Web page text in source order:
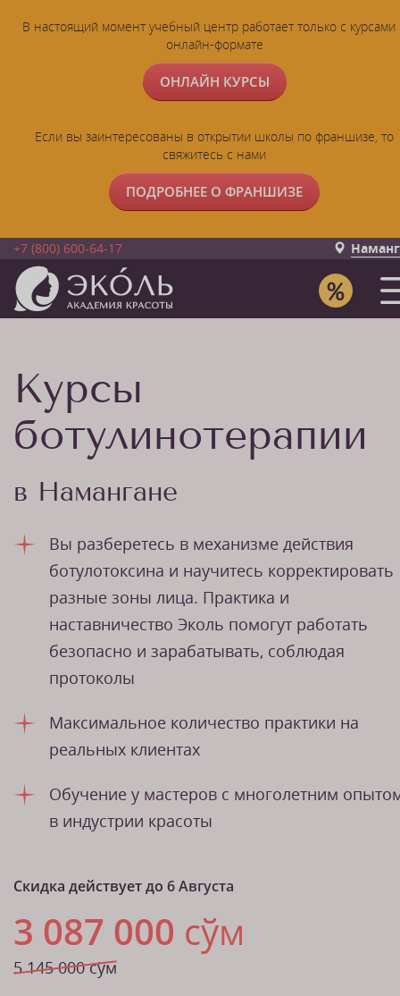
В настоящий момент учебный центр работает только с курсами
онлайн-формате
ОНЛАЙН КУРСЫ
Если вы заинтересованы в открытии школы по франшизе, то
свяжитесь с нами
ПОДРОБНЕЕ О ФРАНШИЗЕ
+7 (800) 600-64-17
Курсы
ботулинотерапии
в Намангане
Вы разберетесь в механизме действия
ботулотоксина и научитесь корректировать
разные зоны лица. Практика и
наставничество Эколь помогут работать
безопасно и зарабатывать, соблюдая
протоколы
Максимальное количество практики на
реальных клиентах
Обучение у мастеров с многолетним
в индустрии красоты
Скидка действует до 6 Августа
3 087 000 сўм
5 145 000 сўм